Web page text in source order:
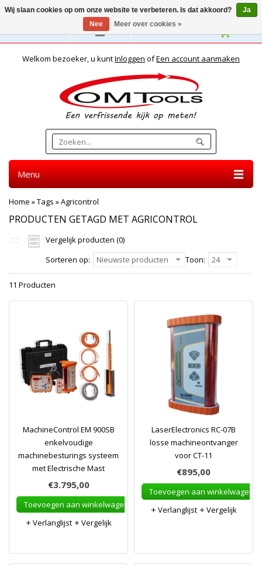
Nederlands
Welkom bezoeker, u kuntInloggen ofEen account aanmaken
Menu
Home »Tags »Agricontrol
PRODUCTEN GETAGD MET AGRICONTROL
Vergelijk producten (0)
Sorteren op:
Nieuwste producten Toon: 24
11 Producten
MachineControl EM 900SB
enkelvoudige
machinebesturings systeem
met Electrische Mast
€3.795,00
Toevoegen aan winkelwagen
Verlanglijst
Vergelijk
LaserElectronics RC-07B
losse machineontvanger
voor CT-11
€895,00
Toevoegen aan winkelwagen
Verlanglijst
Vergelijk
Wij slaan cookies op om onze website te verbeteren. Is dat akkoord?
Ja
Nee
Meer over cookies »